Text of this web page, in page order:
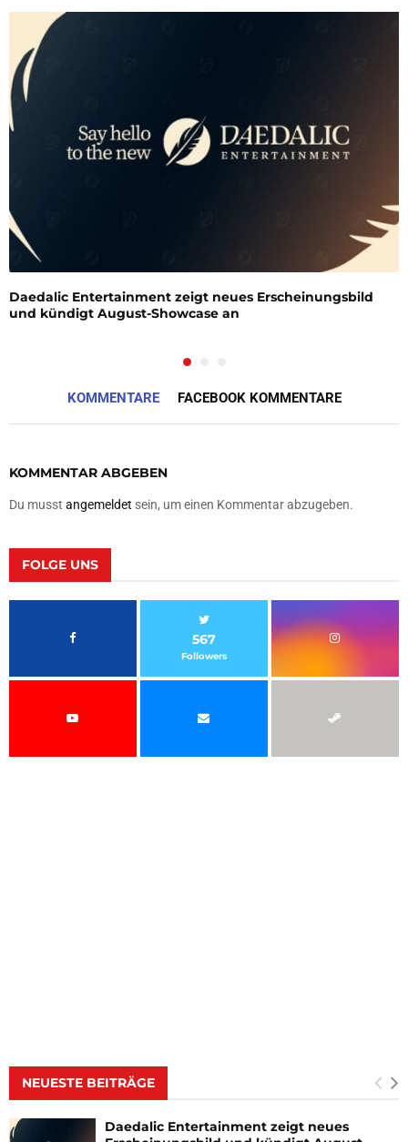
Daedalic Entertainment zeigt neues Erscheinungsbild
und kündigt August-Showcase an
KOMMENTARE FACEBOOK KOMMENTARE
KOMMENTAR ABGEBEN
Du musst angemeldet sein, um einen Kommentar abzugeben.
FOLGE UNS
567
Followers
NEUESTE BEITRÄGE
Daedalic Entertainment zeigt neues